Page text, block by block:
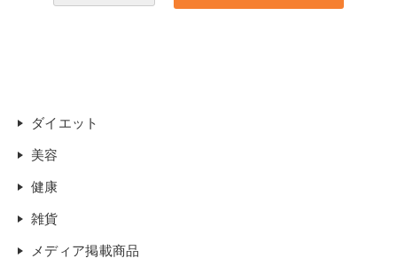
ダイエット
美容
健康
雑貨
メディア掲載商品